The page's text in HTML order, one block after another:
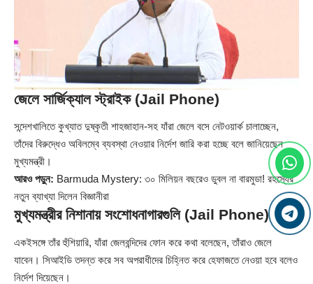
জেলে সার্জিক্যাল স্ট্রাইক (Jail Phone)
সন্দেশখালিতে কুখ্যাত দুষ্কৃতী শাহজাহান-সহ যাঁরা জেলে বসে নেটওয়ার্ক চালাচ্ছেন,
তাঁদের বিরুদ্ধেও অবিলম্বে ব্যবস্থা নেওয়ার নির্দেশ জারি করা হচ্ছে বলে জানিয়েছেন
মুখ্যমন্ত্রী।
আরও পড়ুন: Barmuda Mystery: ৩০ মিলিয়ন বছরেও ডুবল না বারমুডা! রহস্যের
নতুন ব্যাখ্যা দিলেন বিজ্ঞানীরা
মুখ্যমন্ত্রীর নিশানায় সংশোধনাগারগুলি (Jail Phone)
একইসঙ্গে তাঁর হুঁশিয়ারি, যাঁরা জেলবন্দিদের ফোন করে কথা বলেছেন, তাঁরাও জেলে
যাবেন। সিআইডি তদন্ত করে সব অপরাধীদের চিহ্নিত করে হেফাজতে নেওয়া হবে বলেও
নির্দেশ দিয়েছেন।